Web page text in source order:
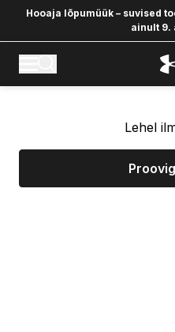
Hooaja lõpumüük – suvised
ainult 9.
Lehel